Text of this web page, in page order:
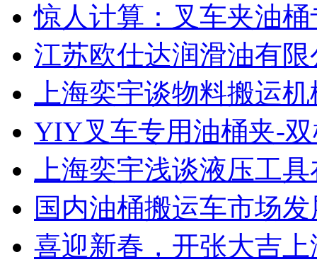
惊人计算：叉车夹油
江苏欧仕达润滑油有
上海奕宇谈物料搬运
YIY叉车专用油桶夹-
上海奕宇浅谈液压工
国内油桶搬运车市场
喜迎新春，开张大吉